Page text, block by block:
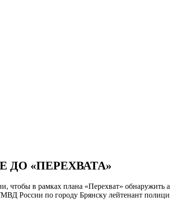
«ПЕРЕХВАТА»
чтобы в рамках плана «Перехват»
России по городу Брянску лейтенант